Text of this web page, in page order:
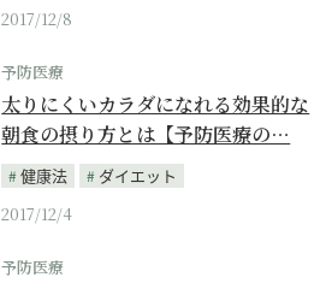
2017/12/8
予防医療
太りにくいカラダになれる効果的な
朝食の摂り方とは【予防医療の…
健康法
ダイエット
2017/12/4
予防医療